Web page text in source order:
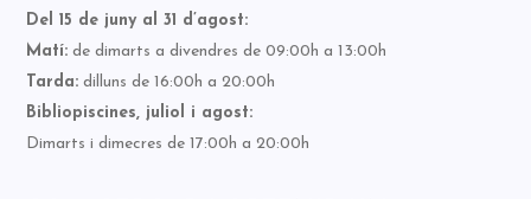
Del 15 de juny al 31 d’agost:
Matí: de dimarts a divendres de 09:00h a 13:00h
Tarda: dilluns de 16:00h a 20:00h
Bibliopiscines, juliol i agost:
Dimarts i dimecres de 17:00h a 20:00h